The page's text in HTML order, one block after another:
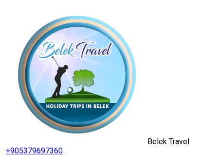
Belek Travel
+905379697360